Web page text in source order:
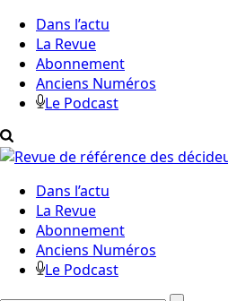
Dans l’actu
La Revue
Abonnement
Anciens Numéros
Le Podcast
Dans l’actu
La Revue
Abonnement
Anciens Numéros
Le Podcast